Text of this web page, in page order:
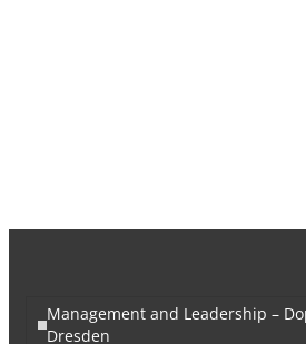
Management and Leadership –
Dresden